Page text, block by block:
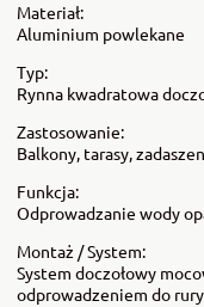
Materiał:
Aluminium powlekane
Typ:
Rynna kwadratowa
Zastosowanie:
Balkony, tarasy,
Funkcja:
Odprowadzanie wody
Montaż / System:
System doczołowy
odprowadzeniem do